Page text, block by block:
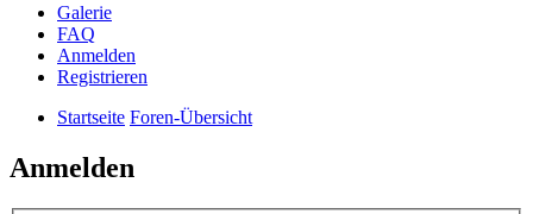
Galerie
FAQ
Anmelden
Registrieren
Startseite Foren-Übersicht
Anmelden